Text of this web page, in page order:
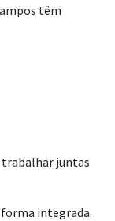
têm
trabalhar juntas
forma integrada.